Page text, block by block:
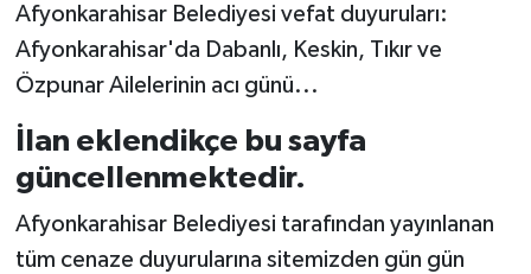
Afyonkarahisar Belediyesi vefat duyuruları:
Afyonkarahisar'da Dabanlı, Keskin, Tıkır ve
Özpunar Ailelerinin acı günü...
İlan eklendikçe bu sayfa
güncellenmektedir.
Afyonkarahisar Belediyesi tarafından yayınlanan
tüm cenaze duyurularına sitemizden gün gün